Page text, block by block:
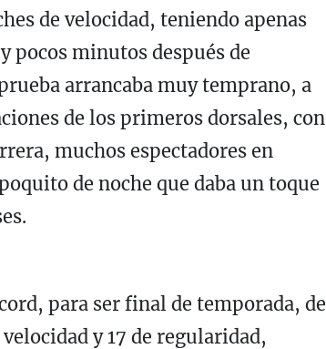
de velocidad, teniendo apenas
pocos minutos después de
arrancaba muy temprano, a
de los primeros dorsales, con
muchos espectadores en
de noche que daba un toque
para ser final de temporada, de
y 17 de regularidad,